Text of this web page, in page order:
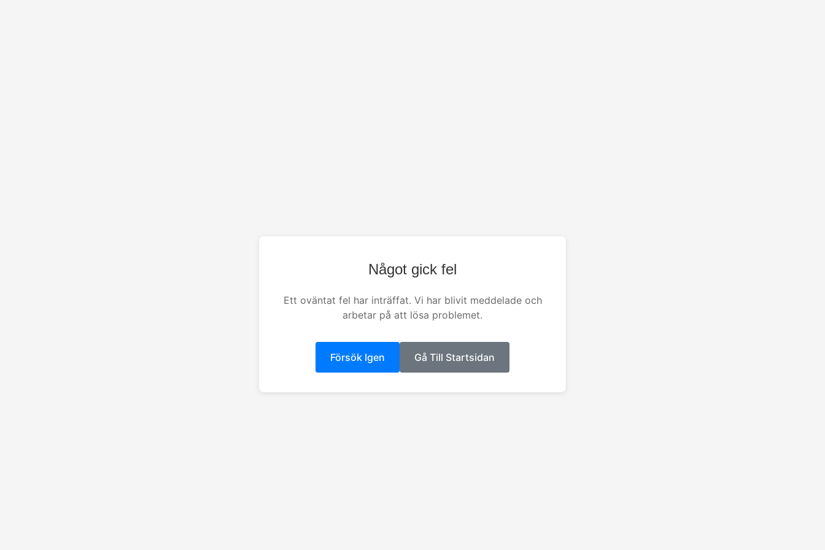
Något gick fel
Ett oväntat fel har inträffat. Vi har blivit meddelade och
arbetar på att lösa problemet.
Försök Igen Gå Till Startsidan